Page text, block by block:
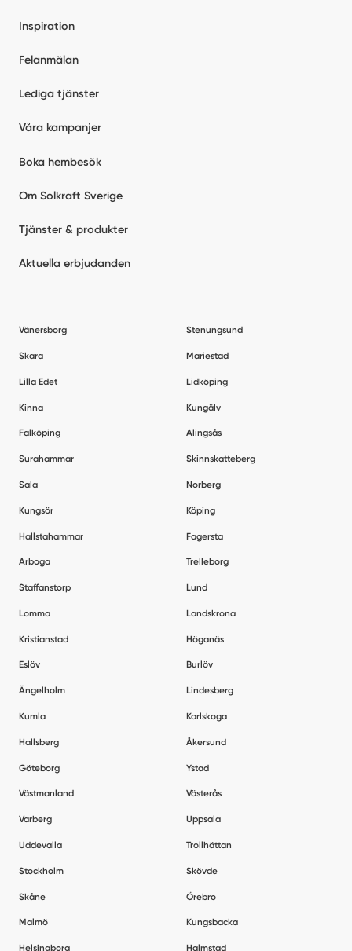
Inspiration
Felanmälan
Lediga tjänster
Våra kampanjer
Boka hembesök
Om Solkraft Sverige
Tjänster & produkter
Aktuella erbjudanden
Vänersborg Stenungsund
Skara Mariestad
Lilla Edet Lidköping
Kinna Kungälv
Falköping Alingsås
Surahammar Skinnskatteberg
Sala Norberg
Kungsör Köping
Hallstahammar Fagersta
Arboga Trelleborg
Staffanstorp Lund
Lomma Landskrona
Kristianstad Höganäs
Eslöv Burlöv
Ängelholm Lindesberg
Kumla Karlskoga
Hallsberg Åkersund
Göteborg Ystad
Västmanland Västerås
Varberg Uppsala
Uddevalla Trollhättan
Stockholm Skövde
Skåne Örebro
Malmö Kungsbacka
Helsingborg Halmstad